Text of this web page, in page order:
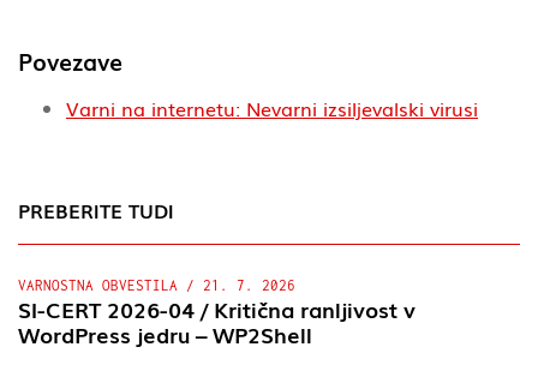
Povezave
Varni na internetu: Nevarni izsiljevalski virusi
PREBERITE TUDI
VARNOSTNA OBVESTILA / 21. 7. 2026
SI-CERT 2026-04 / Kritična ranljivost v
WordPress jedru – WP2Shell